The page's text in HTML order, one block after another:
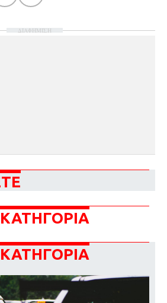
ΔΙΑΦΗΜΙΣΗ